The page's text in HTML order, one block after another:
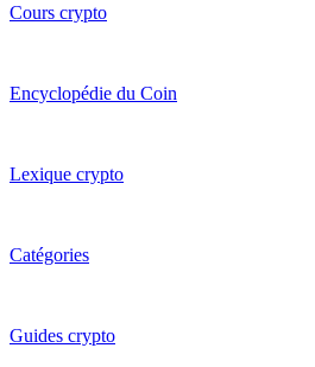
Cours crypto
Encyclopédie du Coin
Lexique crypto
Catégories
Guides crypto